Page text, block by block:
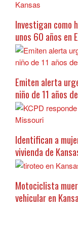
Investigan como
unos 60 años en
Emiten alerta
niño de 11 años
Identifican a
vivienda de
Motociclista
vehicular en